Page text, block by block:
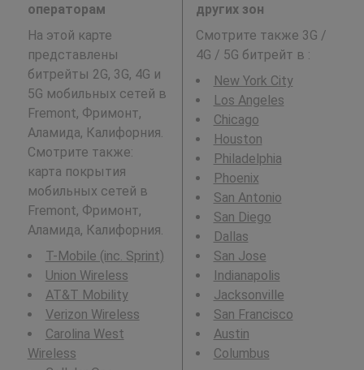
операторам
На этой карте
представлены
битрейты 2G, 3G, 4G и
5G мобильных сетей в
Fremont, Фримонт,
Аламида, Калифорния.
Смотрите также:
карта покрытия
мобильных сетей в
Fremont, Фримонт,
Аламида, Калифорния.
T-Mobile (inc. Sprint)
Union Wireless
AT&T Mobility
Verizon Wireless
Carolina West
Wireless
других зон
Смотрите также 3G /
4G / 5G битрейт в :
New York City
Los Angeles
Chicago
Houston
Philadelphia
Phoenix
San Antonio
San Diego
Dallas
San Jose
Indianapolis
Jacksonville
San Francisco
Austin
Columbus